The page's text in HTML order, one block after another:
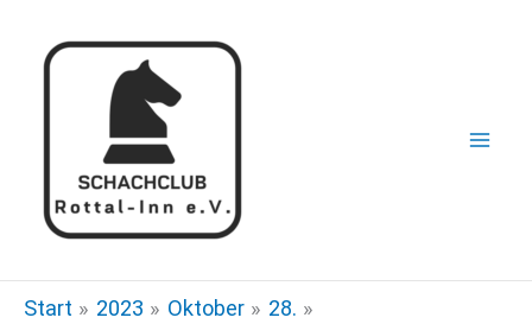
Inhalt
Start 2023 Oktober
28.